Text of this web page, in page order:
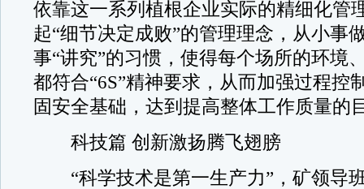
依靠这一系列植根企业实际的精细化管
起“细节决定成败”的管理理念，从小事
事“讲究”的习惯，使得每个场所的环境
都符合“6S”精神要求，从而加强过程控
固安全基础，达到提高整体工作质量的
科技篇 创新激扬腾飞翅膀
“科学技术是第一生产力”，矿领导